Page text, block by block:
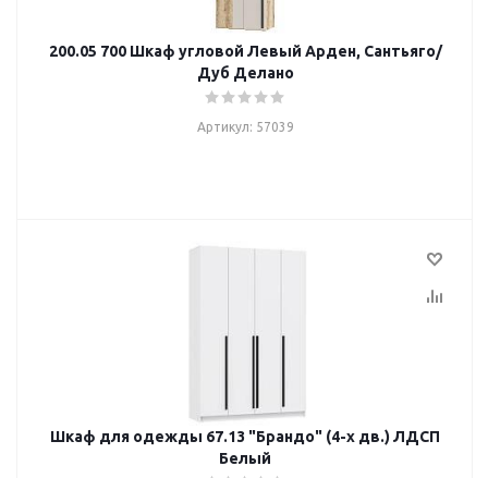
200.05 700 Шкаф угловой Левый Арден, Сантьяго/
Дуб Делано
Артикул: 57039
Шкаф для одежды 67.13 "Брандо" (4-х дв.) ЛДСП
Белый